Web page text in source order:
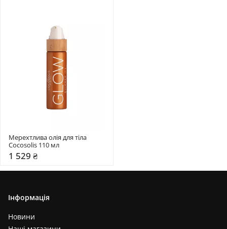
Мерехтлива олія для тіла
1 529 ₴
Інформація
Новини